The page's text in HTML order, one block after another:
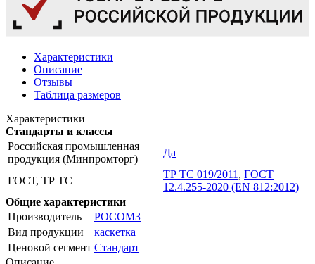
Характеристики
Описание
Отзывы
Таблица размеров
Характеристики
Стандарты и классы
Российская промышленная
продукция (Минпромторг)
Да
ГОСТ, ТР ТС
ТР ТС 019/2011 , ГОСТ
12.4.255-2020 (EN 812:2012)
Общие характеристики
Производитель
РОСОМЗ
Вид продукции
каскетка
Ценовой сегмент Стандарт